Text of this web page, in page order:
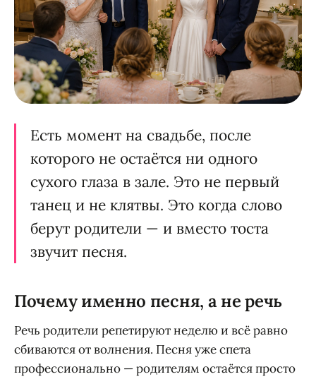
Есть момент на свадьбе, после
которого не остаётся ни одного
сухого глаза в зале. Это не первый
танец и не клятвы. Это когда слово
берут родители — и вместо тоста
звучит песня.
Почему именно песня, а не речь
Речь родители репетируют неделю и всё равно
сбиваются от волнения. Песня уже спета
профессионально — родителям остаётся просто